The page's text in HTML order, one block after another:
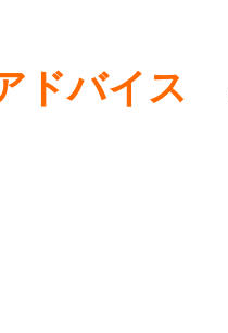
ドバイス